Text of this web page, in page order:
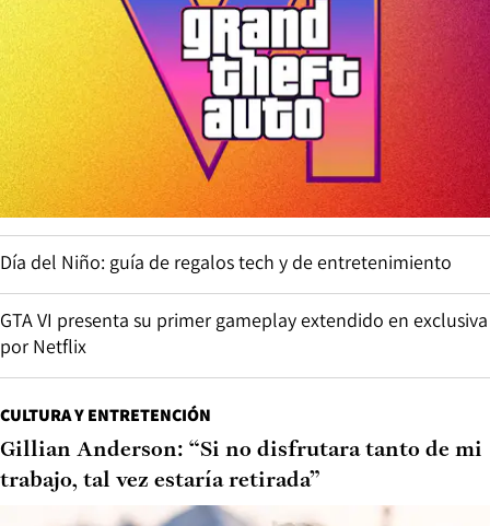
Día del Niño: guía de regalos tech y de entretenimiento
GTA VI presenta su primer gameplay extendido en exclusiva
por Netflix
CULTURA Y ENTRETENCIÓN
Gillian Anderson: “Si no disfrutara tanto de mi
trabajo, tal vez estaría retirada”